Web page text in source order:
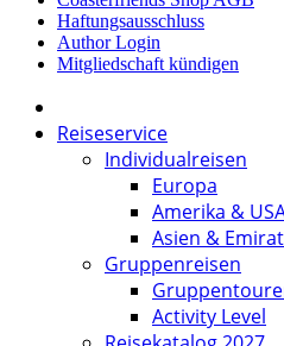
Haftungsausschluss
Author Login
Mitgliedschaft kündigen
Reiseservice
Individualreisen
Europa
Amerika &
Asien &
Gruppenreisen
Activity Level